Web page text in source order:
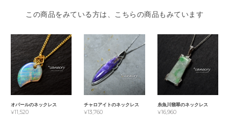
この商品をみている方は、こちらの商品もみています
オパールのネックレス
¥11,520
チャロアイトのネックレス
¥13,760
糸魚川翡翠のネックレス
¥16,960